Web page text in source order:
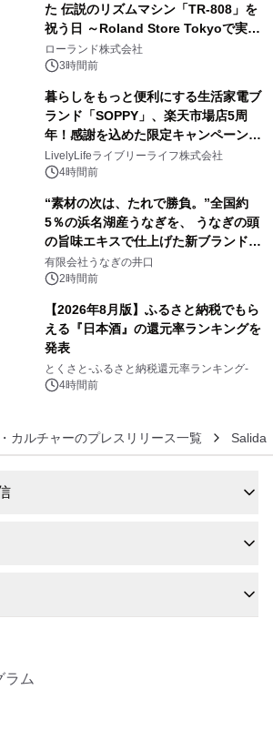
た 伝説のリズムマシン「TR-808」を
祝う日 ～Roland Store Tokyoで実機
を展示しての 記念キャンペーンを開
催 英国ラジオ「NTS」の 特別プログ
アーティストを フィーチャーしたアニ
メーションを公開～
ローランド株式会社
3時間前
暮らしをもっと便利にする生活家電ブ
ランド「SOPPY」、楽天市場店5周
年！感謝を込めた限定キャンペーンを
8月10日より開催
LivelyLifeライブリーライフ株式会社
4時間前
“素材の次は、たれで勝負。”全国約
5％の浜名湖産うなぎを、 うなぎの頭
の旨味エキスで仕上げた新ブランド
「井口の誉」誕生
有限会社うなぎの井口
2時間前
【2026年8月版】ふるさと納税でもら
える『日本酒』の還元率ランキングを
発表
とくさと-ふるさと納税還元率ランキング-
4時間前
カルチャーのプレスリリース一覧 Salida
ラム